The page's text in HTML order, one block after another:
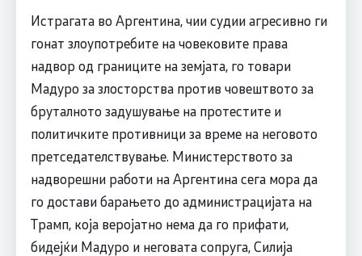
Истрагата во Аргентина, чии судии агресивно ги
гонат злоупотребите на човековите права
надвор од границите на земјата, го товари
Мадуро за злосторства против човештвото за
бруталното задушување на протестите и
политичките противници за време на неговото
претседателствување. Министерството за
надворешни работи на Аргентина сега мора да
го достави барањето до администрацијата на
Трамп, која веројатно нема да го прифати,
бидејќи Мадуро и неговата сопруга, Силија